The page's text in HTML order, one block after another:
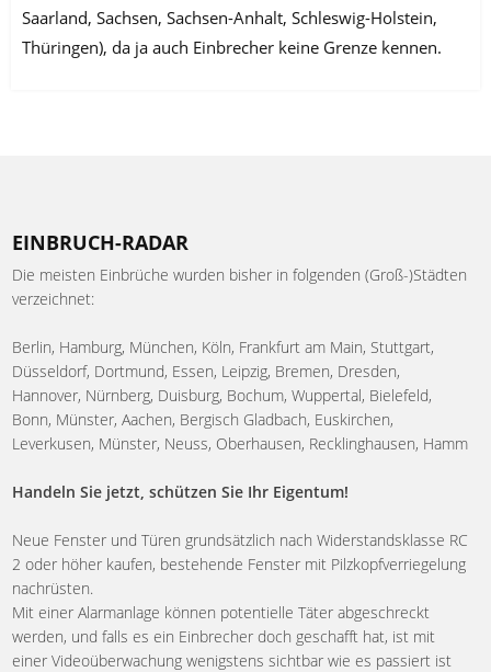
Saarland, Sachsen, Sachsen-Anhalt, Schleswig-Holstein,
Thüringen), da ja auch Einbrecher keine Grenze kennen.
EINBRUCH-RADAR
Die meisten Einbrüche wurden bisher in folgenden (Groß-)Städten
verzeichnet:
Berlin, Hamburg, München, Köln, Frankfurt am Main, Stuttgart,
Düsseldorf, Dortmund, Essen, Leipzig, Bremen, Dresden,
Hannover, Nürnberg, Duisburg, Bochum, Wuppertal, Bielefeld,
Bonn, Münster, Aachen, Bergisch Gladbach, Euskirchen,
Leverkusen, Münster, Neuss, Oberhausen, Recklinghausen, Hamm
Handeln Sie jetzt, schützen Sie Ihr Eigentum!
Neue Fenster und Türen grundsätzlich nach Widerstandsklasse RC
2 oder höher kaufen, bestehende Fenster mit Pilzkopfverriegelung
nachrüsten.
Mit einer Alarmanlage können potentielle Täter abgeschreckt
werden, und falls es ein Einbrecher doch geschafft hat, ist mit
einer Videoüberwachung wenigstens sichtbar wie es passiert ist